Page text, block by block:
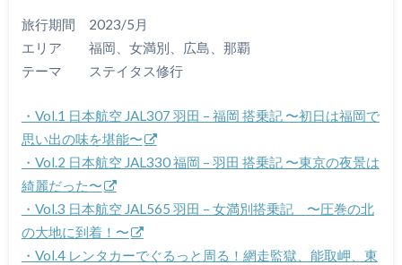
旅行期間 2023/5月
エリア 福岡、女満別、広島、那覇
テーマ ステイタス修行
・Vol.1 日本航空 JAL307 羽田 – 福岡 搭乗記 〜初日は福岡で
思い出の味を堪能〜
・Vol.2 日本航空 JAL330 福岡 – 羽田 搭乗記 〜東京の夜景は
綺麗だった〜
・Vol.3 日本航空 JAL565 羽田 – 女満別搭乗記 〜圧巻の北
の大地に到着！〜
・Vol.4 レンタカーでぐるっと周る！網走監獄、能取岬、東